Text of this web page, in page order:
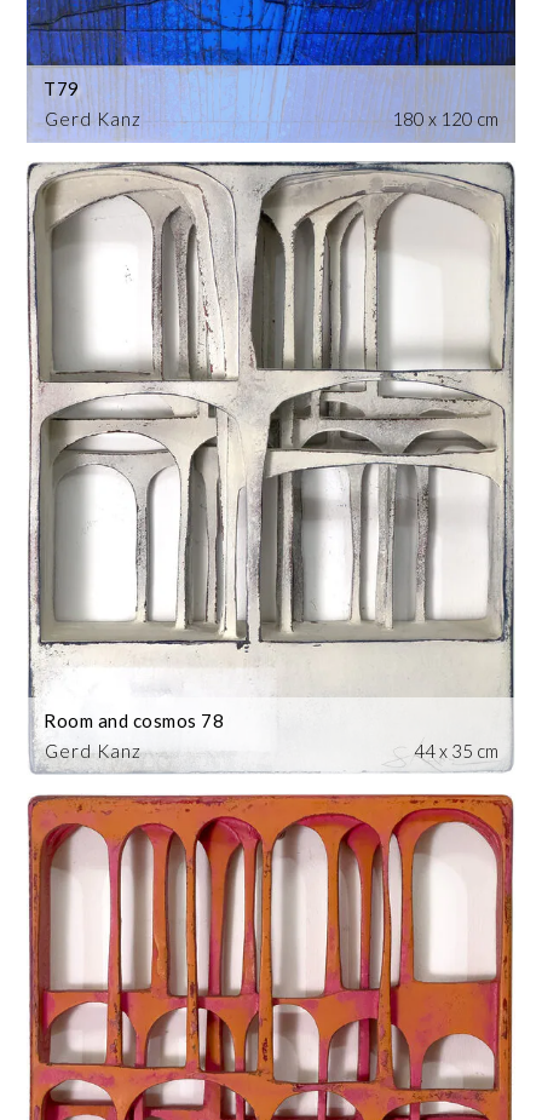
Gerd Kanz
T79
180 x 120 cm
Gerd Kanz
Room and cosmos 78
44 x 35 cm